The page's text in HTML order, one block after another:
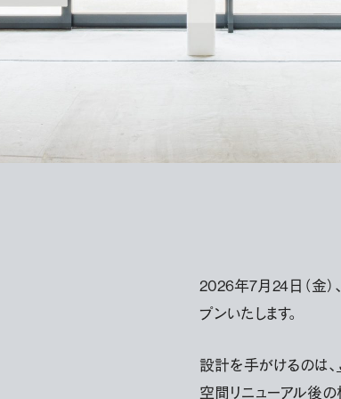
2026年7月24日（金）
プンいたします。
設計を手がけるのは、
空間リニューアル後の